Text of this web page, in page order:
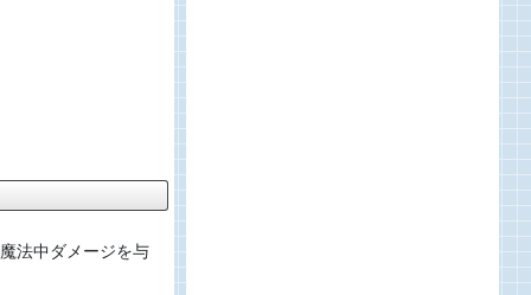
法中ダメージを与